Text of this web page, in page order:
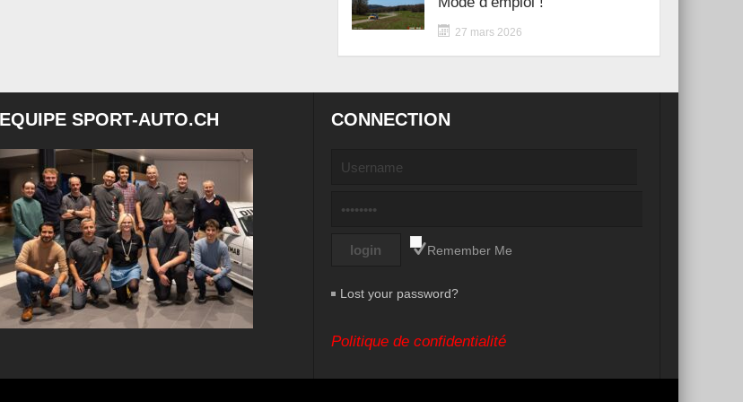
27 mars 2026
SPORT-AUTO.CH CONNECTION
Remember Me
Lost your password?
Politique de confidentialité